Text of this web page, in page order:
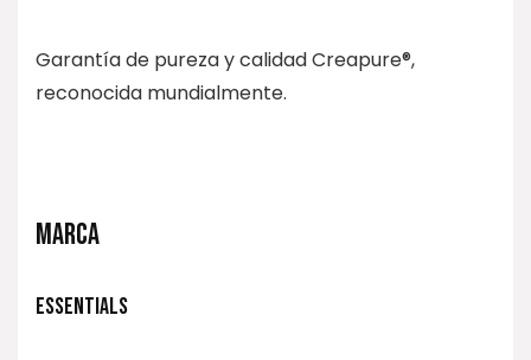
Garantía de pureza y calidad Creapure®,
reconocida mundialmente.
MARCA
ESSENTIALS